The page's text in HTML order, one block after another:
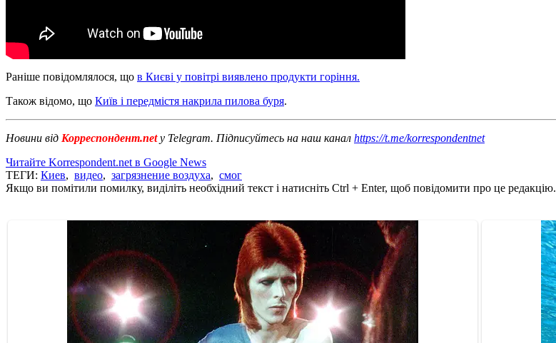
Раніше повідомлялося, що в Києві у повітрі виявлено продукти горіння.
Також відомо, що Київ і передмістя накрила пилова буря.
Новини від Корреспондент.net у Telegram. Підписуйтесь на наш канал https://t.me/korrespondentnet
Читайте Korrespondent.net в Google News
ТЕГИ: Киев, видео, загрязнение воздуха, смог
Якщо ви помітили помилку, виділіть необхідний текст і натисніть Ctrl + Enter, щоб повідомити про це редакцію.